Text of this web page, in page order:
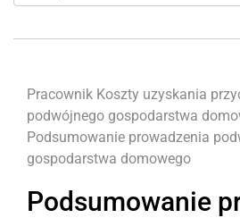
Pracownik Koszty uzyskania
podwójnego gospodarstwa
Podsumowanie prowadzenia
gospodarstwa domowego
Podsumowanie